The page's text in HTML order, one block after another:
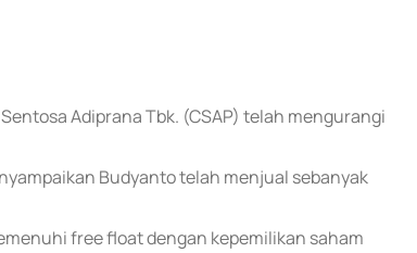
Adiprana Tbk. (CSAP) telah mengurangi
Budyanto telah menjual sebanyak
free float dengan kepemilikan saham